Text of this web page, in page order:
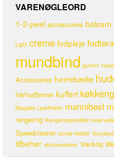
VARENØGLEORD
1-2-peel accessoires balsam
Light cremefodpleje
mundbind gummi
Accessoires herrebælte
hårhudfjerner kuffert
Magiske Lyseffekter mannibest
rengøring Rengøringsmiddel
Speedcleaner sunde fødder Sundepil
tilbehør vinduesvasker Værktøj